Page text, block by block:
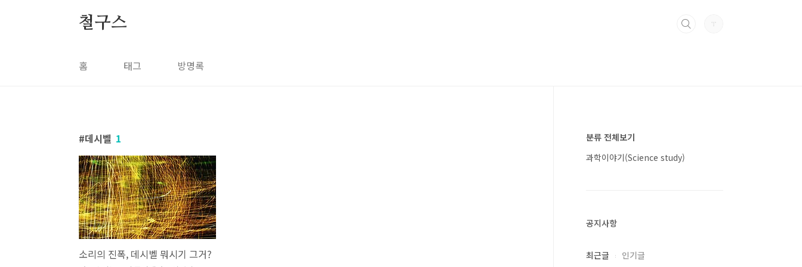
철구스
홈 태그 방명록
데시벨 1
소리의 진폭, 데시벨 뭐시기 그거?
분류 전체보기
과학이야기(Science study)
공지사항
최근글 인기글